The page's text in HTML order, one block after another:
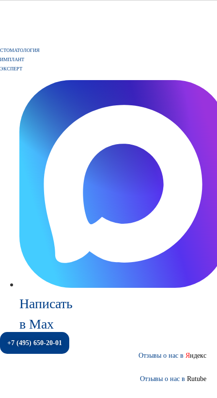
СТОМАТОЛОГИЯ
ИМПЛАНТ
ЭКСПЕРТ
Написать
в Max
+7 (495) 650-20-01
Отзывы о нас в Яндекс
Отзывы о нас в Rutube